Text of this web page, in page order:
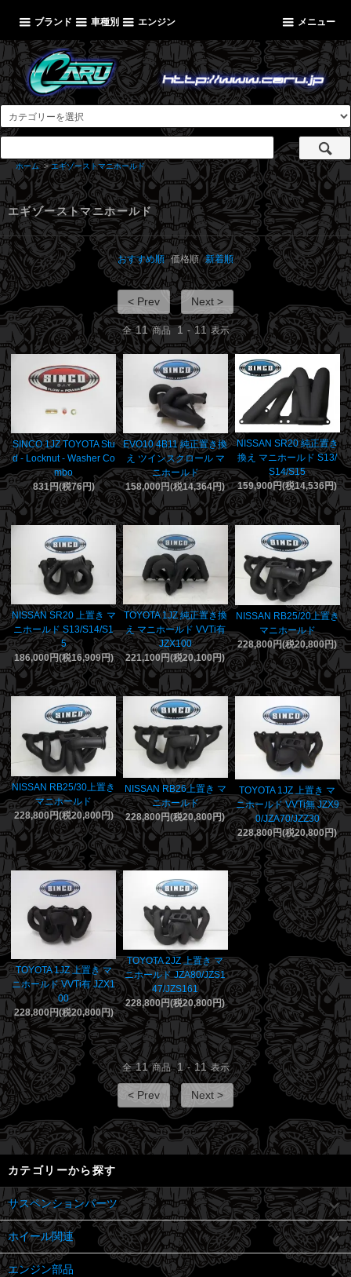
ブランド 車種別 エンジン メニュー
ホーム >エギゾーストマニホールド
エギゾーストマニホールド
おすすめ順 価格順 新着順
< Prev Next >
全 11 商品 1 - 11 表示
SINCO 1JZ TOYOTA Stu
d - Locknut - Washer Co
mbo
831円(税76円)
EVO10 4B11 純正置き換
え ツインスクロール マ
ニホールド
158,000円(税14,364円)
NISSAN SR20 純正置き
換え マニホールド S13/
S14/S15
159,900円(税14,536円)
NISSAN SR20 上置き マ
ニホールド S13/S14/S1
5
186,000円(税16,909円)
TOYOTA 1JZ 純正置き換
え マニホールド VVTi有
JZX100
221,100円(税20,100円)
NISSAN RB25/20上置き
マニホールド
228,800円(税20,800円)
NISSAN RB25/30上置き
マニホールド
228,800円(税20,800円)
NISSAN RB26上置き マ
ニホールド
228,800円(税20,800円)
TOYOTA 1JZ 上置き マ
ニホールド VVTi無 JZX9
0/JZA70/JZZ30
228,800円(税20,800円)
TOYOTA 1JZ 上置き マ
ニホールド VVTi有 JZX1
00
228,800円(税20,800円)
TOYOTA 2JZ 上置き マ
ニホールド JZA80/JZS1
47/JZS161
228,800円(税20,800円)
全 11 商品 1 - 11 表示
< Prev Next >
カテゴリーから探す
サスペンションパーツ
ホイール関連
エンジン部品